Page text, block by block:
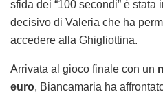
sfida dei “100 secondi” è stata
decisivo di Valeria che ha
accedere alla Ghigliottina.
Arrivata al gioco finale con un
euro, Biancamaria ha